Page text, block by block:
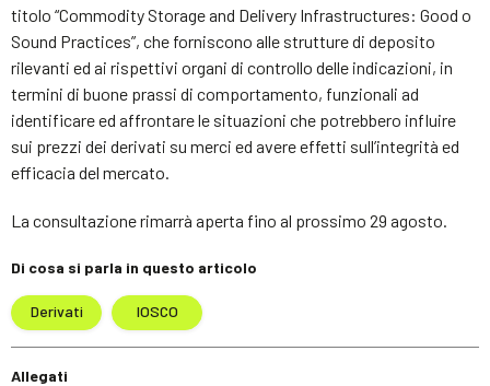
titolo “Commodity Storage and Delivery Infrastructures: Good o
Sound Practices”, che forniscono alle strutture di deposito
rilevanti ed ai rispettivi organi di controllo delle indicazioni, in
termini di buone prassi di comportamento, funzionali ad
identificare ed affrontare le situazioni che potrebbero influire
sui prezzi dei derivati su merci ed avere effetti sull’integrità ed
efficacia del mercato.
La consultazione rimarrà aperta fino al prossimo 29 agosto.
Di cosa si parla in questo articolo
Derivati IOSCO
Allegati